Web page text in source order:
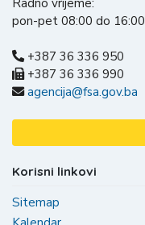
pon-pet 08:00 do 16:00
+387 36 336 950
+387 36 336 990
agencija@fsa.gov.ba
Korisni linkovi
Sitemap